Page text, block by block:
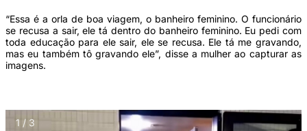
“Essa é a orla de boa viagem, o banheiro feminino. O funcionário
se recusa a sair, ele tá dentro do banheiro feminino. Eu pedi com
toda educação para ele sair, ele se recusa. Ele tá me gravando,
mas eu também tô gravando ele”, disse a mulher ao capturar as
imagens.
1 / 3